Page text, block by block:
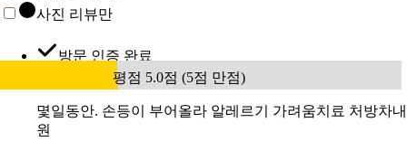
사진 리뷰만
방문 인증 완료
평점 5.0점 (5점 만점)
몇일동안. 손등이 부어올라 알레르기 가려움치료 처방차내
원